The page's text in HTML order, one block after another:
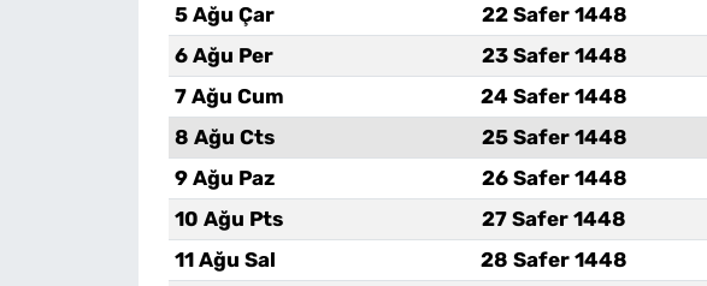
5 Ağu Çar
22 Safer 1448
6 Ağu Per
23 Safer 1448
7 Ağu Cum
24 Safer 1448
8 Ağu Cts
25 Safer 1448
9 Ağu Paz
26 Safer 1448
10 Ağu Pts
27 Safer 1448
11 Ağu Sal
28 Safer 1448